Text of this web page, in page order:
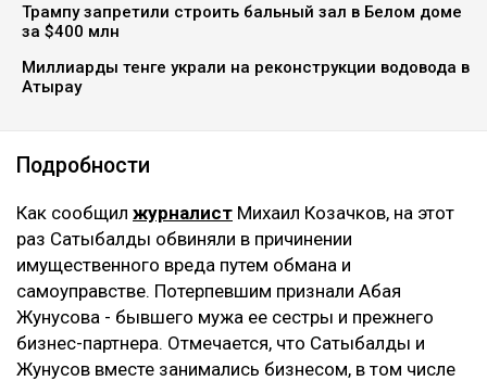
Трампу запретили строить бальный зал в Белом доме
за $400 млн
Миллиарды тенге украли на реконструкции водовода в
Атырау
Подробности
Как сообщил журналист Михаил Козачков, на этот
раз Сатыбалды обвиняли в причинении
имущественного вреда путем обмана и
самоуправстве. Потерпевшим признали Абая
Жунусова - бывшего мужа ее сестры и прежнего
бизнес-партнера. Отмечается, что Сатыбалды и
Жунусов вместе занимались бизнесом, в том числе